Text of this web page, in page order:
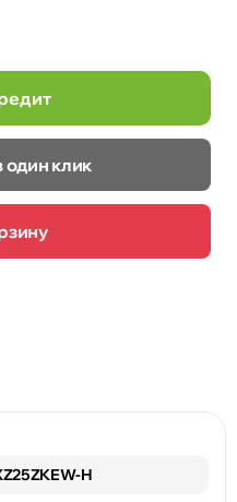
один клик
H